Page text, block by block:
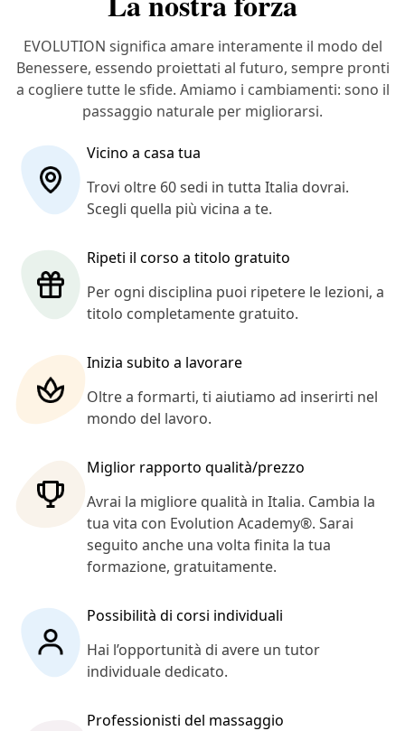
EVOLUTION significa amare interamente il modo del
Benessere, essendo proiettati al futuro, sempre pronti
a cogliere tutte le sfide. Amiamo i cambiamenti: sono il
passaggio naturale per migliorarsi.
Vicino a casa tua
Trovi oltre 60 sedi in tutta Italia dovrai.
Scegli quella più vicina a te.
Ripeti il corso a titolo gratuito
Per ogni disciplina puoi ripetere le lezioni, a
titolo completamente gratuito.
Inizia subito a lavorare
Oltre a formarti, ti aiutiamo ad inserirti nel
mondo del lavoro.
Miglior rapporto qualità/prezzo
Avrai la migliore qualità in Italia. Cambia la
tua vita con Evolution Academy®. Sarai
seguito anche una volta finita la tua
formazione, gratuitamente.
Possibilità di corsi individuali
Hai l’opportunità di avere un tutor
individuale dedicato.
Professionisti del massaggio